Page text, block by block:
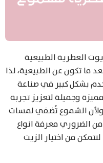
العطرية الطبيعية
ما تكون عن الطبيعية، لذا
بشكل كبير في صناعة
وجميلة لتعزيز تجربة
الشموع تُضفي لمسات
الضروري معرفة انواع
من اختيار الزيت